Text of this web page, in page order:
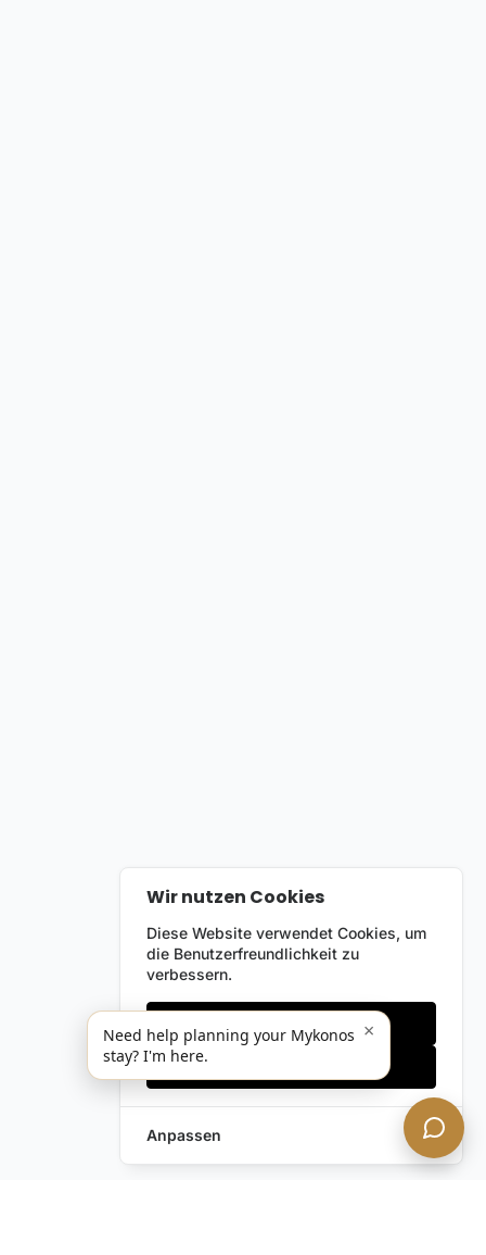
Wir nutzen Cookies
Diese Website verwendet Cookies, um
die Benutzerfreundlichkeit zu
verbessern.
Anpassen
Need help planning your Mykonos
stay? I'm here.
×